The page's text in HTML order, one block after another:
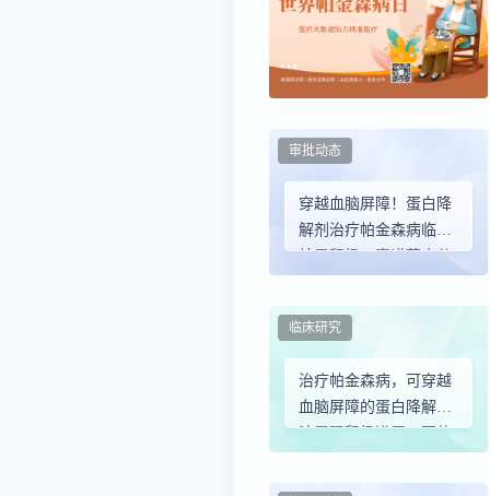
穿越血脑屏障！蛋白降
解剂治疗帕金森病临床
结果积极；赛诺菲小分
今年启动全球上市申
请……
审批动态
治疗帕金森病，可穿越
血脑屏障的蛋白降解疗
法展现积极进展；两款
临床结果…… | 一周盘
临床研究